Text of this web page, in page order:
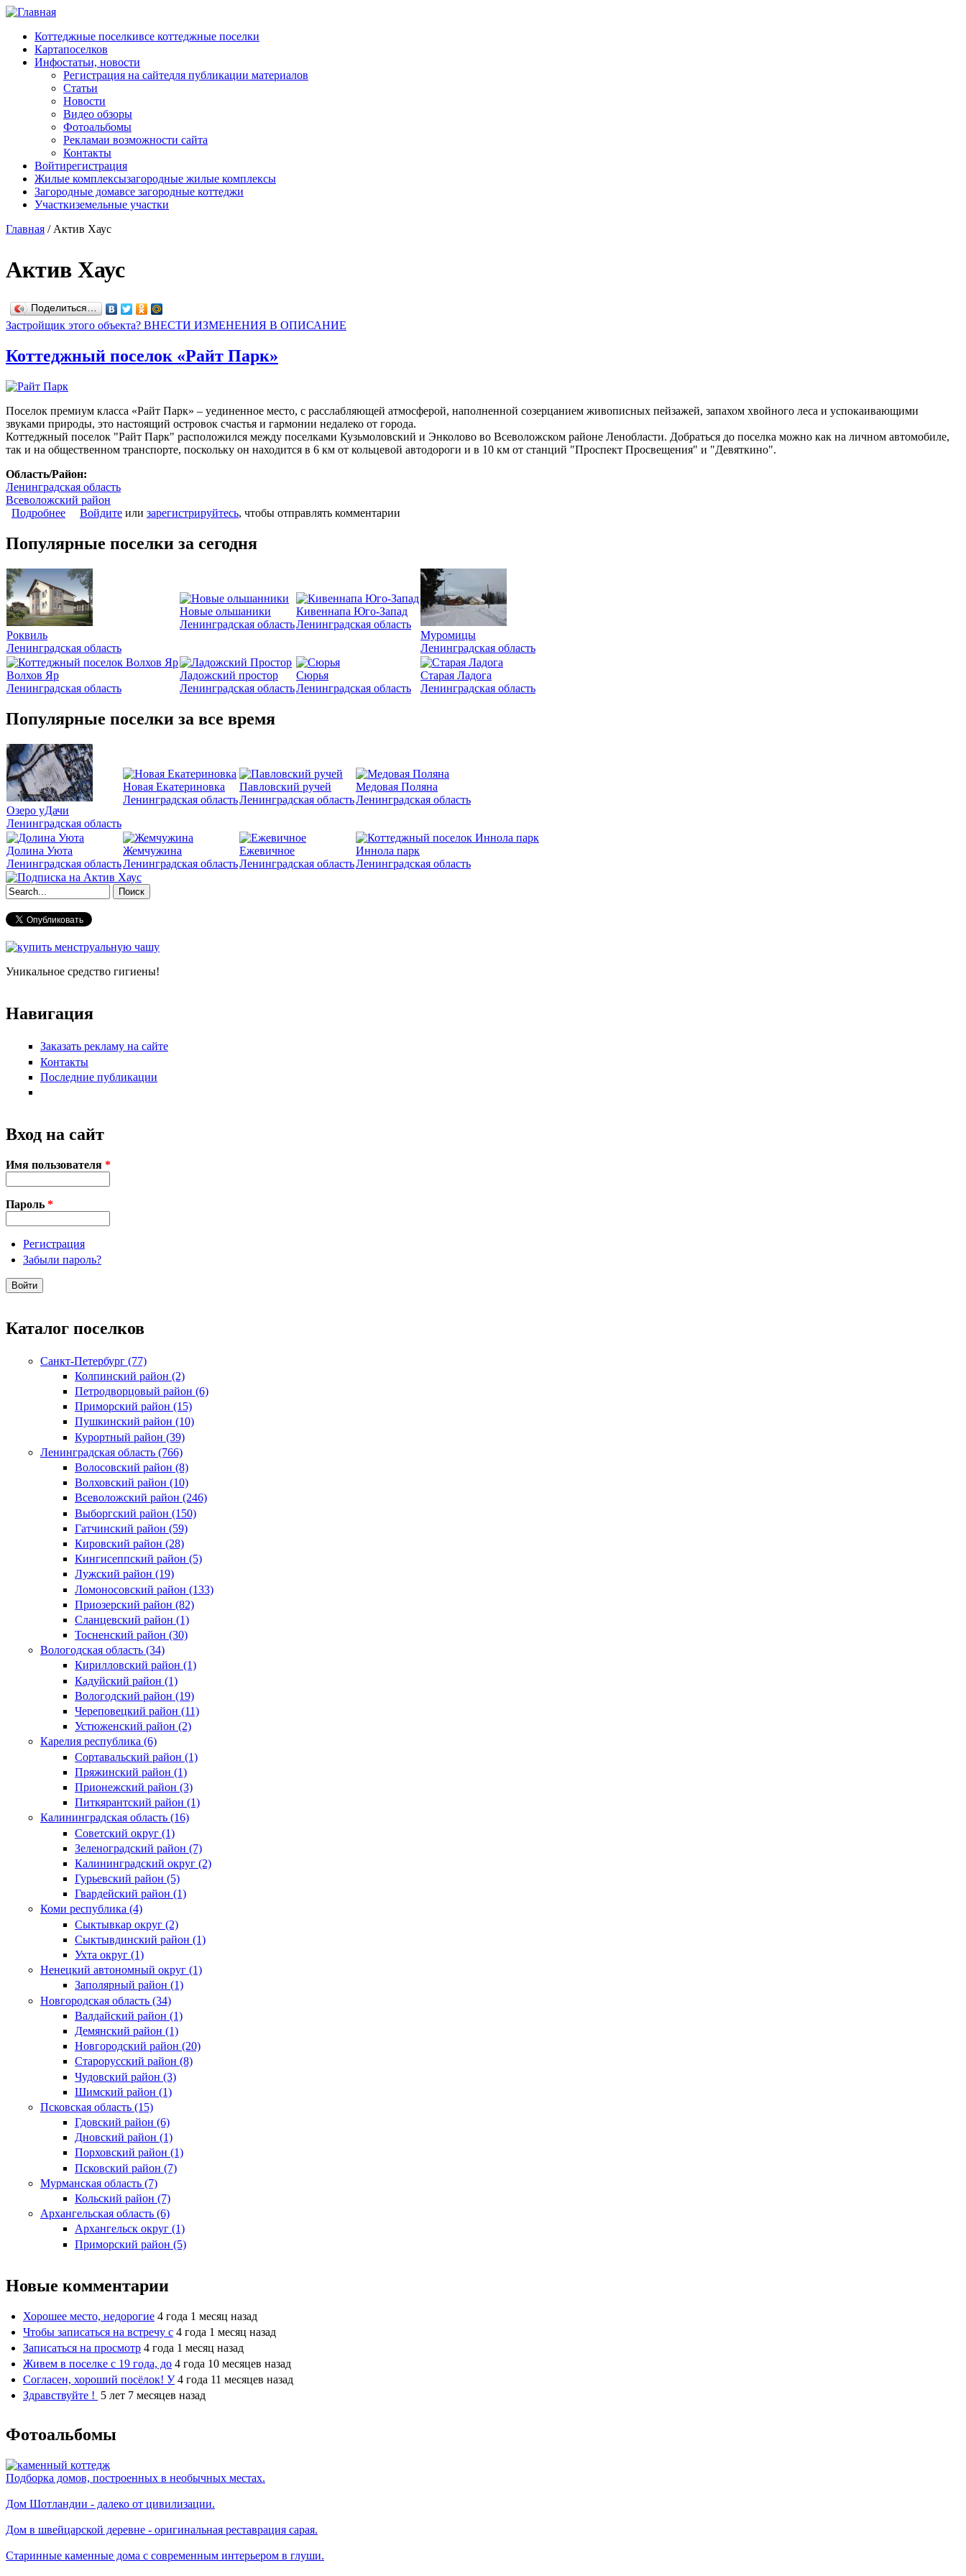
Перейти к основному содержанию
Коттеджные поселкивсе коттеджные поселки
Картапоселков
Инфостатьи, новости
Регистрация на сайтедля публикации материалов
Статьи
Новости
Видео обзоры
Фотоальбомы
Рекламаи возможности сайта
Контакты
Войтирегистрация
Жилые комплексызагородные жилые комплексы
Загородные домавсе загородные коттеджи
Участкиземельные участки
Главная /Актив Хаус
Актив Хаус
Поделиться…
Застройщик этого объекта? ВНЕСТИ ИЗМЕНЕНИЯ В ОПИСАНИЕ
Коттеджный поселок «Райт Парк»
Поселок премиум класса «Райт Парк» – уединенное место, с расслабляющей атмосферой, наполненной созерцанием живописных пейзажей, запахом хвойного леса и успокаивающими
звуками природы, это настоящий островок счастья и гармонии недалеко от города.
Коттеджный поселок "Райт Парк" расположился между поселками Кузьмоловский и Энколово во Всеволожском районе Ленобласти. Добраться до поселка можно как на личном автомобиле,
так и на общественном транспорте, поскольку он находится в 6 км от кольцевой автодороги и в 10 км от станций "Проспект Просвещения" и "Девяткино".
Область/Район:
Ленинградская область
Всеволожский район
Подробнее о Коттеджный поселок «Райт Парк»
Войдите или зарегистрируйтесь, чтобы отправлять комментарии
Популярные поселки за сегодня
Роквиль
Ленинградская область
Новые ольшаники
Ленинградская область
Кивеннапа Юго-Запад
Ленинградская область
Муромицы
Ленинградская область
Волхов Яр
Ленинградская область
Ладожский простор
Ленинградская область
Сюрья
Ленинградская область
Старая Ладога
Ленинградская область
Популярные поселки за все время
Озеро уДачи
Ленинградская область
Новая Екатериновка
Ленинградская область
Павловский ручей
Ленинградская область
Медовая Поляна
Ленинградская область
Долина Уюта
Ленинградская область
Жемчужина
Ленинградская область
Ежевичное
Ленинградская область
Иннола парк
Ленинградская область
Форма поиска
Уникальное средство гигиены!
Навигация
Заказать рекламу на сайте
Контакты
Последние публикации
Вход на сайт
Имя пользователя *
Пароль *
Регистрация
Забыли пароль?
Каталог поселков
Санкт-Петербург (77)
Колпинский район (2)
Петродворцовый район (6)
Приморский район (15)
Пушкинский район (10)
Курортный район (39)
Ленинградская область (766)
Волосовский район (8)
Волховский район (10)
Всеволожский район (246)
Выборгский район (150)
Гатчинский район (59)
Кировский район (28)
Кингисеппский район (5)
Лужский район (19)
Ломоносовский район (133)
Приозерский район (82)
Сланцевский район (1)
Тосненский район (30)
Вологодская область (34)
Кирилловский район (1)
Кадуйский район (1)
Вологодский район (19)
Череповецкий район (11)
Устюженский район (2)
Карелия республика (6)
Сортавальский район (1)
Пряжинский район (1)
Прионежский район (3)
Питкярантский район (1)
Калининградская область (16)
Советский округ (1)
Зеленоградский район (7)
Калининградский округ (2)
Гурьевский район (5)
Гвардейский район (1)
Коми республика (4)
Сыктывкар округ (2)
Сыктывдинский район (1)
Ухта округ (1)
Ненецкий автономный округ (1)
Заполярный район (1)
Новгородская область (34)
Валдайский район (1)
Демянский район (1)
Новгородский район (20)
Старорусский район (8)
Чудовский район (3)
Шимский район (1)
Псковская область (15)
Гдовский район (6)
Дновский район (1)
Порховский район (1)
Псковский район (7)
Мурманская область (7)
Кольский район (7)
Архангельская область (6)
Архангельск округ (1)
Приморский район (5)
Новые комментарии
Хорошее место, недорогие 4 года 1 месяц назад
Чтобы записаться на встречу с 4 года 1 месяц назад
Записаться на просмотр 4 года 1 месяц назад
Живем в поселке с 19 года, до 4 года 10 месяцев назад
Согласен, хороший посёлок! У 4 года 11 месяцев назад
Здравствуйте ! 5 лет 7 месяцев назад
Фотоальбомы
Подборка домов, построенных в необычных местах.
Дом Шотландии - далеко от цивилизации.
Дом в швейцарской деревне - оригинальная реставрация сарая.
Старинные каменные дома с современным интерьером в глуши.